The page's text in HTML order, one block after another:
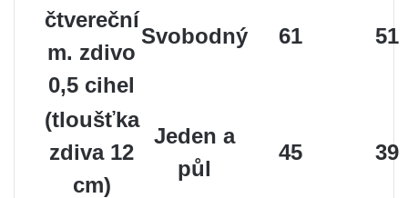
čtvereční
m. zdivo
0,5 cihel
Svobodný 61 51
(tloušťka
zdiva 12
cm)
Jeden a
půl
45 39